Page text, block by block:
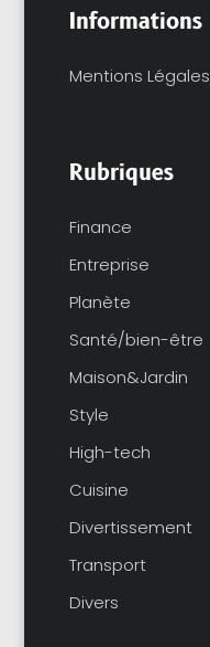
Informations
Mentions Légales
Rubriques
Finance
Entreprise
Planète
Santé/bien-être
Maison&Jardin
Style
High-tech
Cuisine
Divertissement
Transport
Divers